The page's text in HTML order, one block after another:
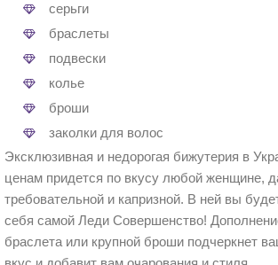
серьги
браслеты
подвески
колье
броши
заколки для волос
Эксклюзивная и недорогая бижутерия в
ценам придется по вкусу любой женщине,
требовательной и капризной. В ней вы
себя самой Леди Совершенство!
браслета или крупной броши подчеркнет